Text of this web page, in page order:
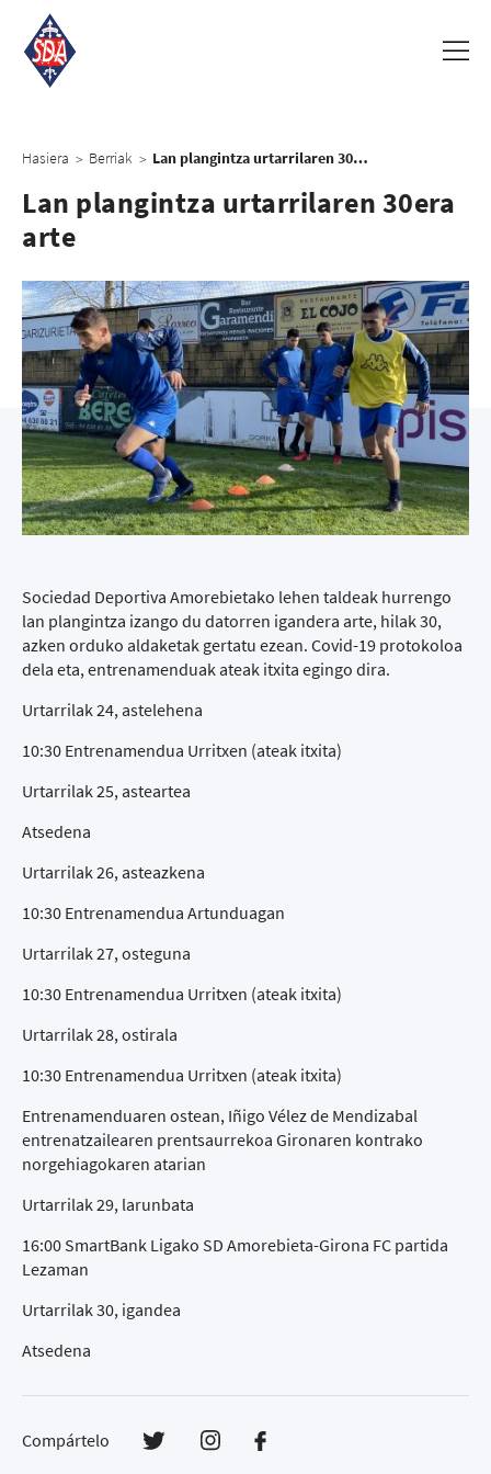
Hasiera > Berriak > Lan plangintza urtarrilaren 30era arte
Lan plangintza urtarrilaren 30era
arte
Sociedad Deportiva Amorebietako lehen taldeak hurrengo
lan plangintza izango du datorren igandera arte, hilak 30,
azken orduko aldaketak gertatu ezean. Covid-19 protokoloa
dela eta, entrenamenduak ateak itxita egingo dira.
Urtarrilak 24, astelehena
10:30 Entrenamendua Urritxen (ateak itxita)
Urtarrilak 25, asteartea
Atsedena
Urtarrilak 26, asteazkena
10:30 Entrenamendua Artunduagan
Urtarrilak 27, osteguna
10:30 Entrenamendua Urritxen (ateak itxita)
Urtarrilak 28, ostirala
10:30 Entrenamendua Urritxen (ateak itxita)
Entrenamenduaren ostean, Iñigo Vélez de Mendizabal
entrenatzailearen prentsaurrekoa Gironaren kontrako
norgehiagokaren atarian
Urtarrilak 29, larunbata
16:00 SmartBank Ligako SD Amorebieta-Girona FC partida
Lezaman
Urtarrilak 30, igandea
Atsedena
Compártelo